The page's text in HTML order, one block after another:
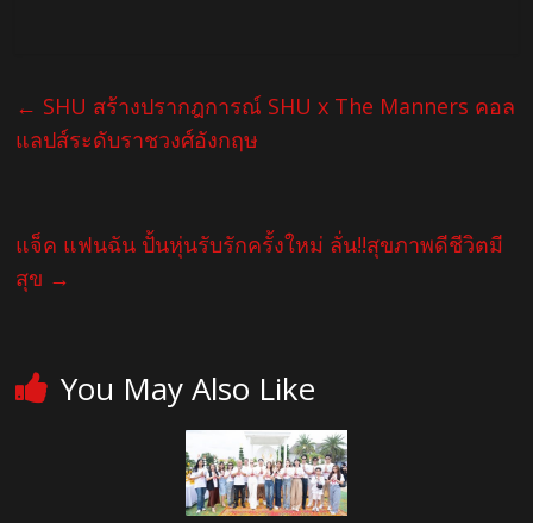
← SHU สร้างปรากฎการณ์ SHU x The Manners คอล
แลปส์ระดับราชวงศ์อังกฤษ
แจ็ค แฟนฉัน ปั้นหุ่นรับรักครั้งใหม่ ลั่น!!สุขภาพดีชีวิตมี
สุข →
You May Also Like